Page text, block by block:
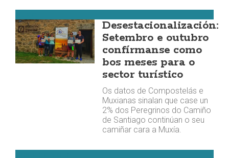
Desestacionalización:
Setembro e outubro
confírmanse como
bos meses para o
sector turístico
Os datos de Compostelás e
Muxianas sinalan que case un
2% dos Peregrinos do Camiño
de Santiago continúan o seu
camiñar cara a Muxía.